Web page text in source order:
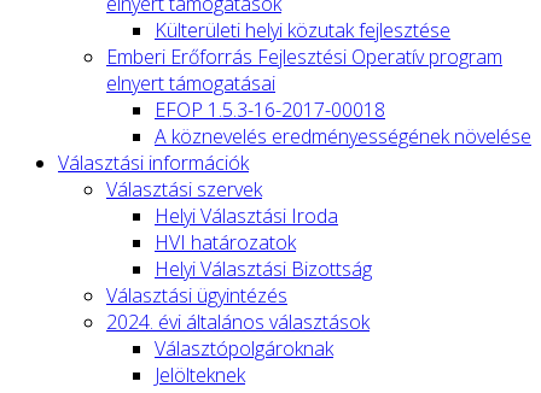
Külterületi helyi közutak fejlesztése
Emberi Erőforrás Fejlesztési Operatív program
elnyert támogatásai
EFOP 1.5.3-16-2017-00018
A köznevelés eredményességének növelése
Választási információk
Választási szervek
Helyi Választási Iroda
HVI határozatok
Helyi Választási Bizottság
Választási ügyintézés
2024. évi általános választások
Választópolgároknak
Jelölteknek